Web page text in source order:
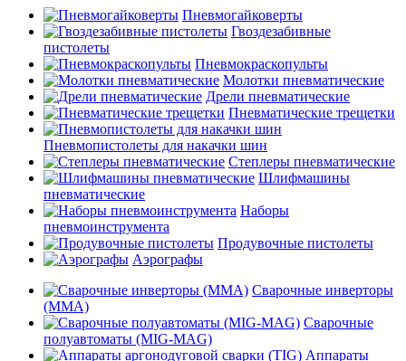
Пневмогайковерты
Гвоздезабивные
пистолеты
Пневмокраскопульты
Молотки пневматические
Дрели пневматические
Пневматические трещетки
Пневмопистолеты для накачки шин
Степлеры пневматические
Шлифмашины
пневматические
Наборы
пневмоинструмента
Продувочные пистолеты
Аэрографы
Сварочные инверторы
(MMA)
Сварочные
полуавтоматы (MIG-MAG)
Аппараты